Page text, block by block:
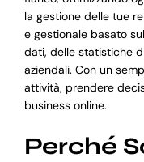
la gestione delle tue
e gestionale basato
dati, delle statistiche
aziendali. Con un
attività, prendere
business online.
Perché